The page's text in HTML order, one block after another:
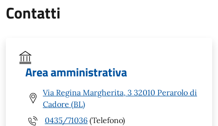
Contatti
Area amministrativa
Via Regina Margherita, 3 32010 Perarolo di
Cadore (BL)
0435/71036 (Telefono)